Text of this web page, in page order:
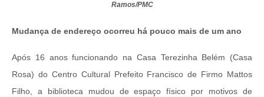
Ramos/PMC
Mudança de endereço ocorreu há pouco mais de um ano
Após 16 anos funcionando na Casa Terezinha Belém (Casa
Rosa) do Centro Cultural Prefeito Francisco de Firmo Mattos
Filho, a biblioteca mudou de espaço físico por motivos de